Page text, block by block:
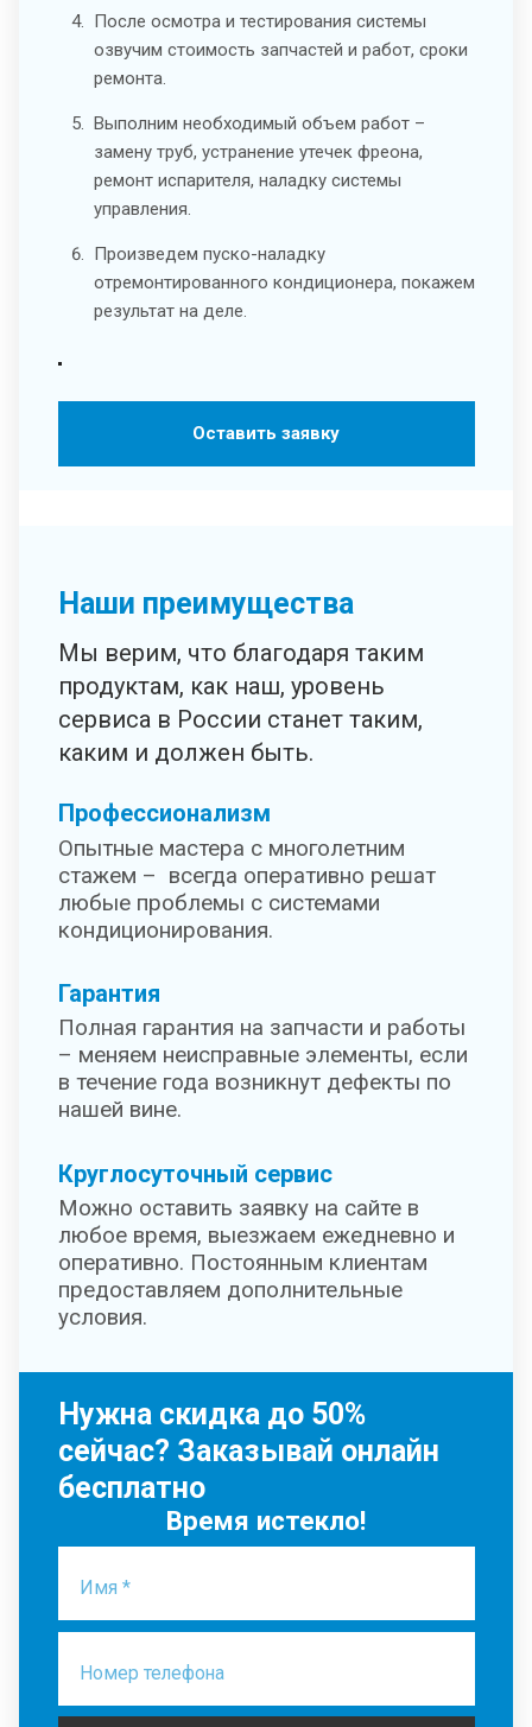
После осмотра и тестирования системы
озвучим стоимость запчастей и работ, сроки
ремонта.
Выполним необходимый объем работ –
замену труб, устранение утечек фреона,
ремонт испарителя, наладку системы
управления.
Произведем пуско-наладку
отремонтированного кондиционера, покажем
результат на деле.
Оставить заявку
Наши преимущества
Мы верим, что благодаря таким
продуктам, как наш, уровень
сервиса в России станет таким,
каким и должен быть.
Профессионализм
Опытные мастера с многолетним
стажем – всегда оперативно решат
любые проблемы с системами
кондиционирования.
Гарантия
Полная гарантия на запчасти и работы
– меняем неисправные элементы, если
в течение года возникнут дефекты по
нашей вине.
Круглосуточный сервис
Можно оставить заявку на сайте в
любое время, выезжаем ежедневно и
оперативно. Постоянным клиентам
предоставляем дополнительные
условия.
Нужна скидка до 50%
сейчас? Заказывай онлайн
бесплатно
Время истекло!
Имя *
Номер телефона